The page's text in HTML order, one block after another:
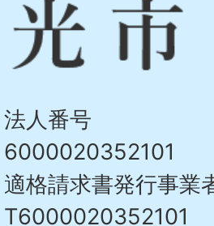
法人番号
6000020352101
適格請求書発行事業
T6000020352101